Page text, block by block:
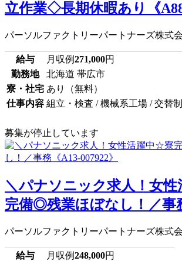
立作業◇長期休暇あり《
パーソルファクトリーパートナーズ株式
給与 月収例271,000円
勤務地
北海道 帯広市
寮・社宅 あり（無料）
仕事内容 組立・検査 / 機械系工場 / 交替制
募集が停止しています
＼パナソニック求人！女
完備◎残業ほぼなし！／事
パーソルファクトリーパートナーズ株式
給与 月収例248,000円